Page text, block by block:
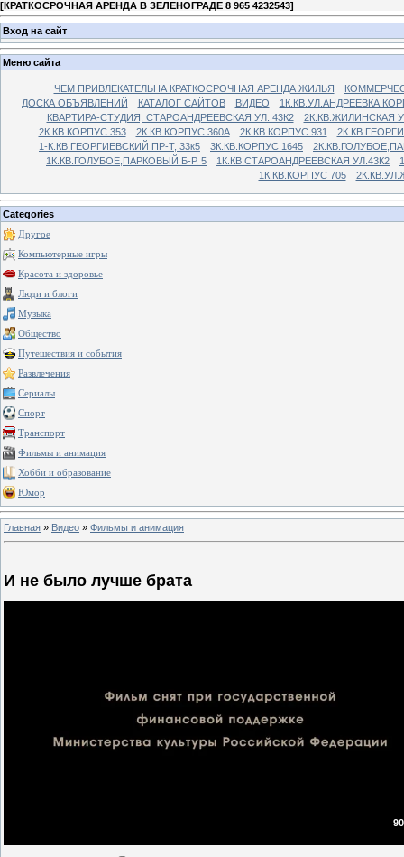
[КРАТКОСРОЧНАЯ АРЕНДА В ЗЕЛЕНОГРАДЕ 8 965 4232543]
Вход на сайт
Меню сайта
ЧЕМ ПРИВЛЕКАТЕЛЬНА КРАТКОСРОЧНАЯ АРЕНДА ЖИЛЬЯ
ДОСКА ОБЪЯВЛЕНИЙ
КАТАЛОГ САЙТОВ ВИДЕО
1К.КВ.УЛ.АНДРЕЕВКА
КВАРТИРА-СТУДИЯ, СТАРОАНДРЕЕВСКАЯ УЛ. 43К2
2К.КВ.ЖИЛИНСКАЯ
2К.КВ.КОРПУС 353
2К.КВ.КОРПУС 360А 2К.КВ.КОРПУС 931
1-К.КВ.ГЕОРГИЕВСКИЙ ПР-Т, 33к5
3К.КВ.КОРПУС 1645
1К.КВ.ГОЛУБОЕ,ПАРКОВЫЙ Б-Р. 5
1К.КВ.СТАРОАНДРЕЕВСКАЯ УЛ.43К2
1К.КВ.КОРПУС 705
Categories
Другое
Компьютерные игры
Красота и здоровье
Люди и блоги
Музыка
Общество
Путешествия и события
Развлечения
Сериалы
Спорт
Транспорт
Фильмы и анимация
Хобби и образование
Юмор
Главная » Видео » Фильмы и анимация
И не было лучше брата